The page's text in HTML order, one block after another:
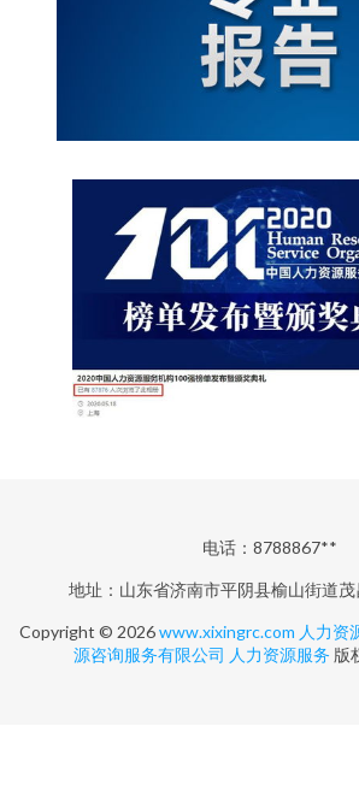
电话：8788867**
地址：山东省济南市平阴县榆山街道
Copyright © 2026www.xixingrc.com 人力资
源咨询服务有限公司 人力资源服务 版